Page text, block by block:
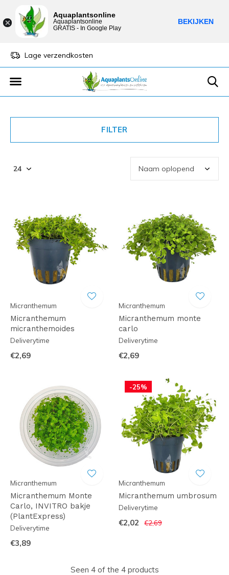
Lage verzendkosten
FILTER
Micranthemum
Micranthemum
micranthemoides
Deliverytime
€2,69
Micranthemum
Micranthemum monte
carlo
Deliverytime
€2,69
Micranthemum
Micranthemum Monte
Carlo, INVITRO bakje
(PlantExpress)
Deliverytime
€3,89
-25%
Micranthemum
Micranthemum umbrosum
Deliverytime
€2,02 €2,69
Seen 4 of the 4 products
Aquaplantsonline
Aquaplantsonline
GRATIS - In Google Play
BEKIJKEN